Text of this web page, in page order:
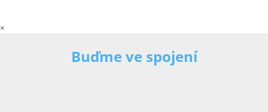
×
Buďme ve spojení